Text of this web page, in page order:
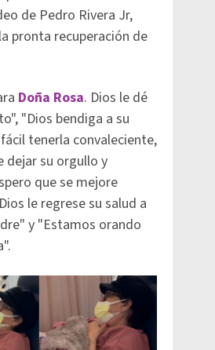
de Pedro Rivera Jr,
pronta recuperación de
Doña Rosa. Dios le dé
"Dios bendiga a su
tenerla convaleciente,
dejar su orgullo y
que se mejore
le regrese su salud a
y "Estamos orando